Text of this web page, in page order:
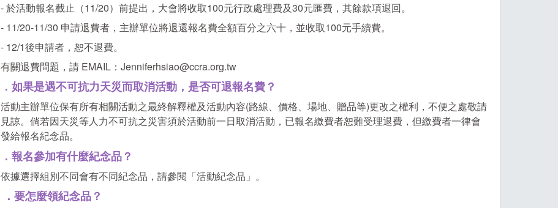
- 於活動報名截止（11/20）前提出，大會將收取100元行政處理費及30元匯費，其餘款項退回。
- 11/20-11/30 申請退費者，主辦單位將退還報名費全額百分之六十，並收取100元手續費。
- 12/1後申請者，恕不退費。
有關退費問題，請 EMAIL：Jenniferhsiao@ccra.org.tw
．如果是遇不可抗力天災而取消活動，是否可退報名費？
活動主辦單位保有所有相關活動之最終解釋權及活動內容(路線、價格、場地、贈品等)更改之權利，不便之處敬請
見諒。倘若因天災等人力不可抗之災害須於活動前一日取消活動，已報名繳費者恕難受理退費，但繳費者一律會
發給報名紀念品。
．報名參加有什麼紀念品？
依據選擇組別不同會有不同紀念品，請參閱「活動紀念品」。
．要怎麼領紀念品？